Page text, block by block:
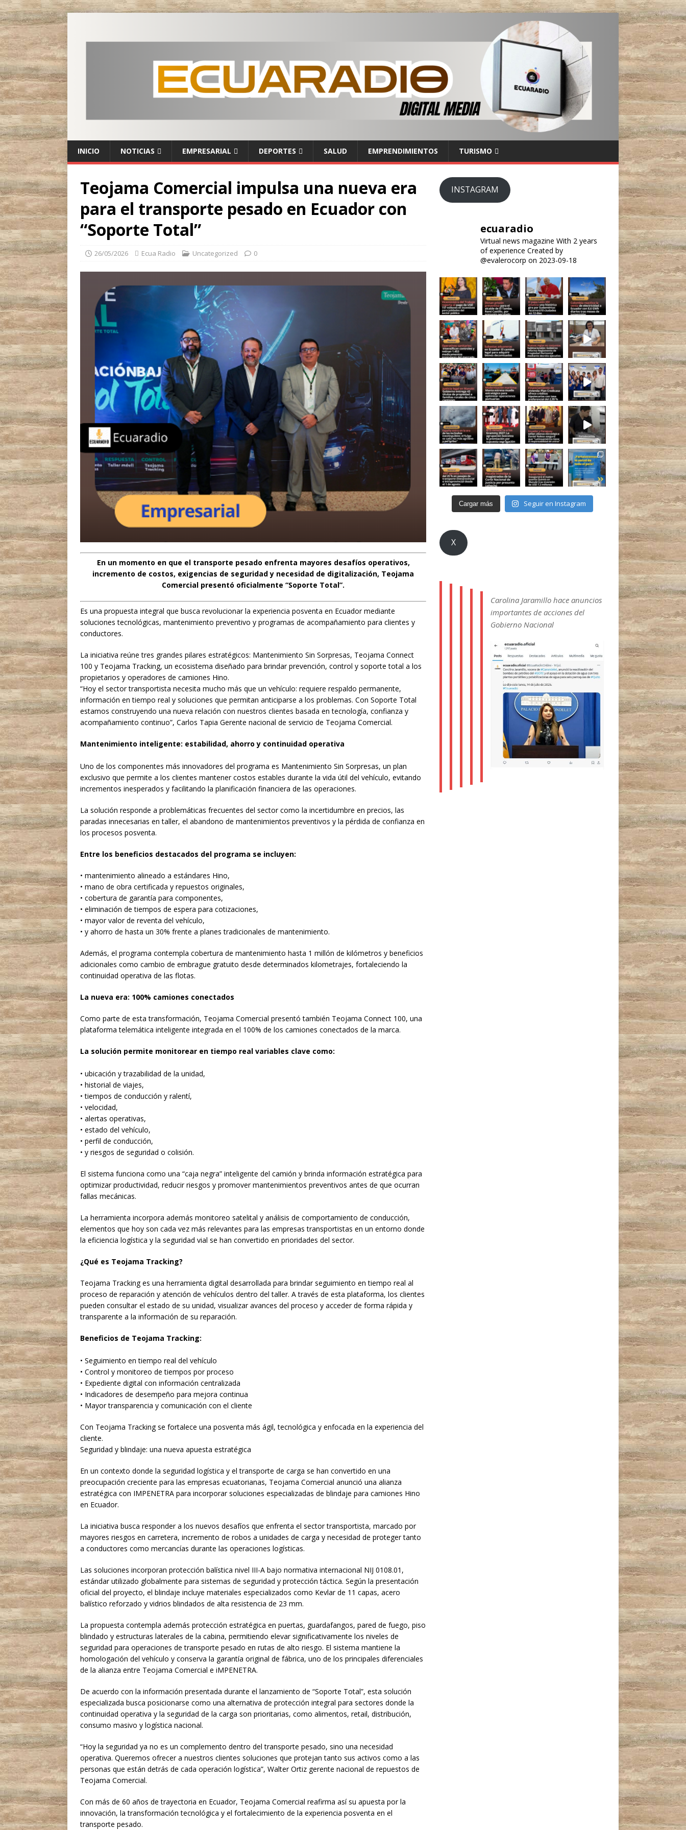
INICIO NOTICIAS EMPRESARIAL DEPORTES SALUD EMPRENDIMIENTOS TURISMO
Teojama Comercial impulsa una nueva era
para el transporte pesado en Ecuador con
“Soporte Total”
26/05/2026 Ecua Radio Uncategorized 0
En un momento en que el transporte pesado enfrenta mayores desafíos operativos,
incremento de costos, exigencias de seguridad y necesidad de digitalización, Teojama
Comercial presentó oficialmente “Soporte Total”.
Es una propuesta integral que busca revolucionar la experiencia posventa en Ecuador mediante
soluciones tecnológicas, mantenimiento preventivo y programas de acompañamiento para clientes y
conductores.
La iniciativa reúne tres grandes pilares estratégicos: Mantenimiento Sin Sorpresas, Teojama Connect
100 y Teojama Tracking, un ecosistema diseñado para brindar prevención, control y soporte total a los
propietarios y operadores de camiones Hino.
“Hoy el sector transportista necesita mucho más que un vehículo: requiere respaldo permanente,
información en tiempo real y soluciones que permitan anticiparse a los problemas. Con Soporte Total
estamos construyendo una nueva relación con nuestros clientes basada en tecnología, confianza y
acompañamiento continuo”, Carlos Tapia Gerente nacional de servicio de Teojama Comercial.
Mantenimiento inteligente: estabilidad, ahorro y continuidad operativa
Uno de los componentes más innovadores del programa es Mantenimiento Sin Sorpresas, un plan
exclusivo que permite a los clientes mantener costos estables durante la vida útil del vehículo, evitando
incrementos inesperados y facilitando la planificación financiera de las operaciones.
La solución responde a problemáticas frecuentes del sector como la incertidumbre en precios, las
paradas innecesarias en taller, el abandono de mantenimientos preventivos y la pérdida de confianza en
los procesos posventa.
Entre los beneficios destacados del programa se incluyen:
• mantenimiento alineado a estándares Hino,
• mano de obra certificada y repuestos originales,
• cobertura de garantía para componentes,
• eliminación de tiempos de espera para cotizaciones,
• mayor valor de reventa del vehículo,
• y ahorro de hasta un 30% frente a planes tradicionales de mantenimiento.
Además, el programa contempla cobertura de mantenimiento hasta 1 millón de kilómetros y beneficios
adicionales como cambio de embrague gratuito desde determinados kilometrajes, fortaleciendo la
continuidad operativa de las flotas.
La nueva era: 100% camiones conectados
Como parte de esta transformación, Teojama Comercial presentó también Teojama Connect 100, una
plataforma telemática inteligente integrada en el 100% de los camiones conectados de la marca.
La solución permite monitorear en tiempo real variables clave como:
• ubicación y trazabilidad de la unidad,
• historial de viajes,
• tiempos de conducción y ralentí,
• velocidad,
• alertas operativas,
• estado del vehículo,
• perfil de conducción,
• y riesgos de seguridad o colisión.
El sistema funciona como una “caja negra” inteligente del camión y brinda información estratégica para
optimizar productividad, reducir riesgos y promover mantenimientos preventivos antes de que ocurran
fallas mecánicas.
La herramienta incorpora además monitoreo satelital y análisis de comportamiento de conducción,
elementos que hoy son cada vez más relevantes para las empresas transportistas en un entorno donde
la eficiencia logística y la seguridad vial se han convertido en prioridades del sector.
¿Qué es Teojama Tracking?
Teojama Tracking es una herramienta digital desarrollada para brindar seguimiento en tiempo real al
proceso de reparación y atención de vehículos dentro del taller. A través de esta plataforma, los clientes
pueden consultar el estado de su unidad, visualizar avances del proceso y acceder de forma rápida y
transparente a la información de su reparación.
Beneficios de Teojama Tracking:
• Seguimiento en tiempo real del vehículo
• Control y monitoreo de tiempos por proceso
• Expediente digital con información centralizada
• Indicadores de desempeño para mejora continua
• Mayor transparencia y comunicación con el cliente
Con Teojama Tracking se fortalece una posventa más ágil, tecnológica y enfocada en la experiencia del
cliente.
Seguridad y blindaje: una nueva apuesta estratégica
En un contexto donde la seguridad logística y el transporte de carga se han convertido en una
preocupación creciente para las empresas ecuatorianas, Teojama Comercial anunció una alianza
estratégica con IMPENETRA para incorporar soluciones especializadas de blindaje para camiones Hino
en Ecuador.
La iniciativa busca responder a los nuevos desafíos que enfrenta el sector transportista, marcado por
mayores riesgos en carretera, incremento de robos a unidades de carga y necesidad de proteger tanto
a conductores como mercancías durante las operaciones logísticas.
Las soluciones incorporan protección balística nivel III-A bajo normativa internacional NIJ 0108.01,
estándar utilizado globalmente para sistemas de seguridad y protección táctica. Según la presentación
oficial del proyecto, el blindaje incluye materiales especializados como Kevlar de 11 capas, acero
balístico reforzado y vidrios blindados de alta resistencia de 23 mm.
La propuesta contempla además protección estratégica en puertas, guardafangos, pared de fuego, piso
blindado y estructuras laterales de la cabina, permitiendo elevar significativamente los niveles de
seguridad para operaciones de transporte pesado en rutas de alto riesgo. El sistema mantiene la
homologación del vehículo y conserva la garantía original de fábrica, uno de los principales diferenciales
de la alianza entre Teojama Comercial e iMPENETRA.
De acuerdo con la información presentada durante el lanzamiento de “Soporte Total”, esta solución
especializada busca posicionarse como una alternativa de protección integral para sectores donde la
continuidad operativa y la seguridad de la carga son prioritarias, como alimentos, retail, distribución,
consumo masivo y logística nacional.
“Hoy la seguridad ya no es un complemento dentro del transporte pesado, sino una necesidad
operativa. Queremos ofrecer a nuestros clientes soluciones que protejan tanto sus activos como a las
personas que están detrás de cada operación logística”, Walter Ortiz gerente nacional de repuestos de
Teojama Comercial.
Con más de 60 años de trayectoria en Ecuador, Teojama Comercial reafirma así su apuesta por la
innovación, la transformación tecnológica y el fortalecimiento de la experiencia posventa en el
transporte pesado.
INSTAGRAM
ecuaradio
Virtual news magazine With 2 years
of experience Created by
@evalerocorp on 2023-09-18
Cargar más Seguir en Instagram
X
Carolina Jaramillo hace anuncios
importantes de acciones del
Gobierno Nacional